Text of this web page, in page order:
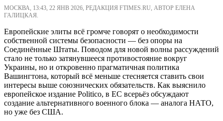
МОСКВА, 13:43, 22 ЯНВ 2026, РЕДАКЦИЯ FTIMES.RU, АВТОР ЕЛЕНА
ГАЛИЦКАЯ.
Европейские элиты всё громче говорят о необходимости
собственной системы безопасности — без опоры на
Соединённые Штаты. Поводом для новой волны рассуждений
стало не только затянувшееся противостояние вокруг
Украины, но и откровенно прагматичная политика
Вашингтона, который всё меньше стесняется ставить свои
интересы выше союзнических обязательств. Как выяснило
европейское издание Politico, в ЕС всерьёз обсуждают
создание альтернативного военного блока — аналога НАТО,
но уже без США.